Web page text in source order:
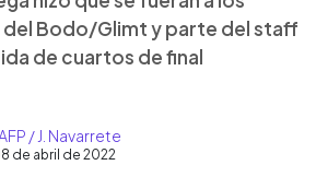
Bodo/Glimt y parte del staff
ida de cuartos de final
/ J. Navarrete
de abril de 2022